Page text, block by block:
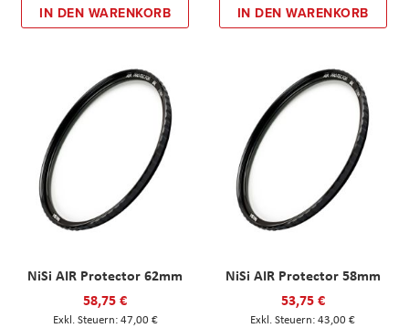
IN DEN WARENKORB IN DEN WARENKORB
NiSi AIR Protector 62mm
58,75 €
47,00 €
NiSi AIR Protector 58mm
53,75 €
43,00 €